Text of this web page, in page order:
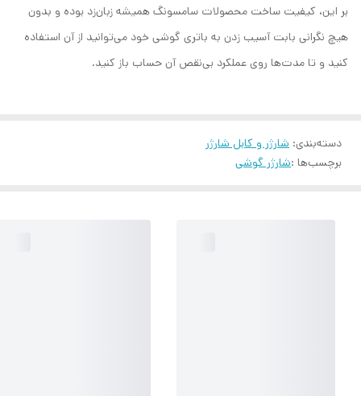
بر این، کیفیت ساخت محصولات سامسونگ همیشه زبان‌زد بوده و بدون
هیچ نگرانی بابت آسیب زدن به باتری گوشی خود می‌توانید از آن استفاده
کنید و تا مدت‌ها روی عملکرد بی‌نقص آن حساب باز کنید.
دسته‌بندی: شارژر و کابل شارژر
برچسب‌ها :شارژر گوشی